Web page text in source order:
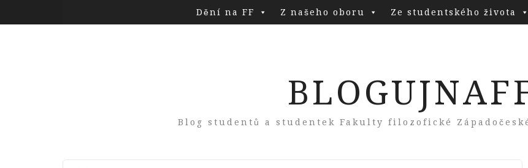
Dění na FF Z našeho oboru Ze studentského života
Blog studentů a studentek Fakulty filozofické